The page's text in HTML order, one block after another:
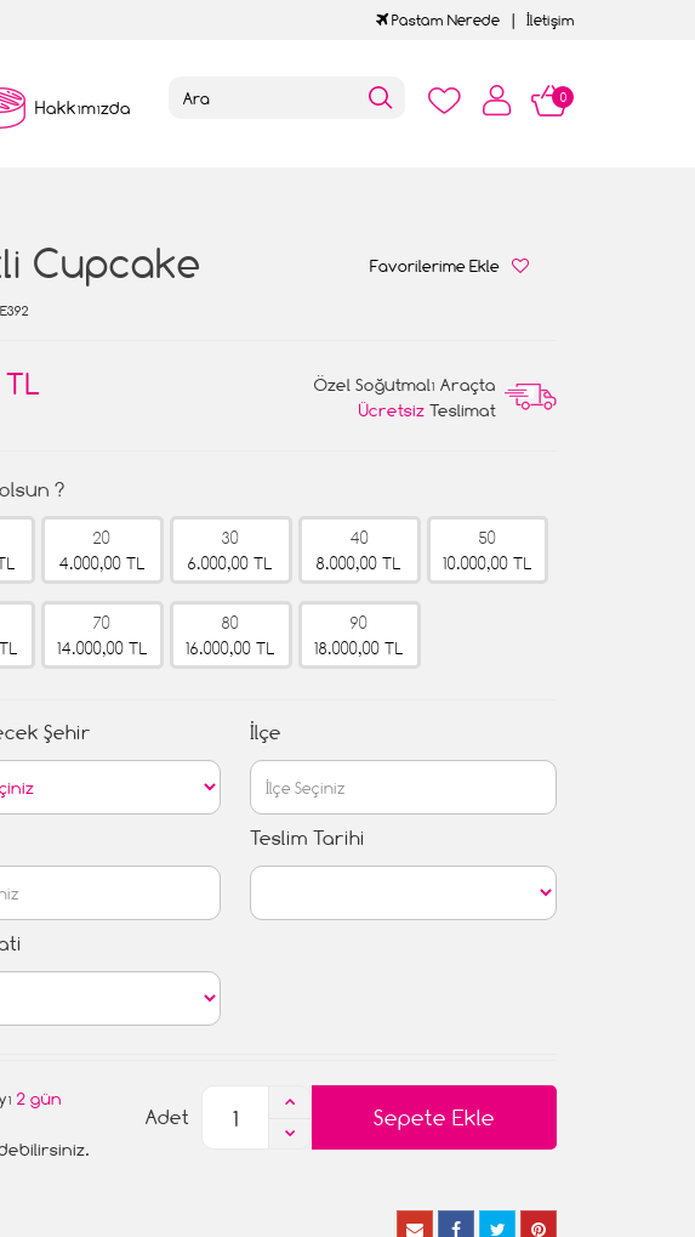
Pastam Nerede İletişim
Hakkımızda 0
Cupcake Favorilerime Ekle
Özel Soğutmalı Araçta
Ücretsiz Teslimat
?
20
4.000,00 TL
30
6.000,00 TL
40
8.000,00 TL
50
10.000,00 TL
70
14.000,00 TL
80
16.000,00 TL
90
18.000,00 TL
Şehir İlçe
Teslim Tarihi
2 gün
Sepete Ekle
Adet